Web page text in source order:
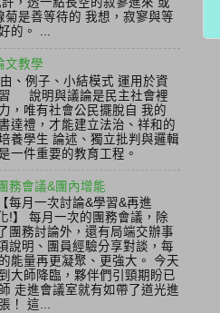
是善等待的 我想，寂寥與等
的。 ...
文教學
、例子、小結模式 運用於資
說明與議論是民主社會裡
，唯有社會公民擺脫自 我的
達禮，才能建立法治、祥和的
養學生 論述、獨立批判與邏輯
一件重要的教育工程。
務會議&團內增能
【每月一次討論&學習&再進
!】 每月一次的團務會議，除
了團務討論外，還有局端交辦事
說明、團員經驗分享對談，每
能量再更凝聚、更強大。 今天
大師降臨，夥伴們引頸期盼已
走進會議室就有如帶了道光進
！ 這...